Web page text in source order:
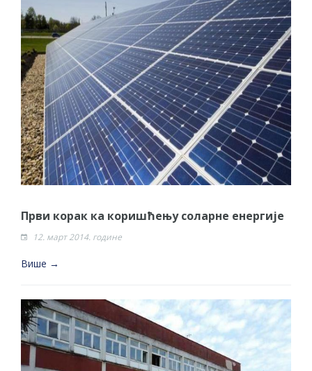
Први корак ка коришћењу соларне енергије
12. март 2014. године
Више →